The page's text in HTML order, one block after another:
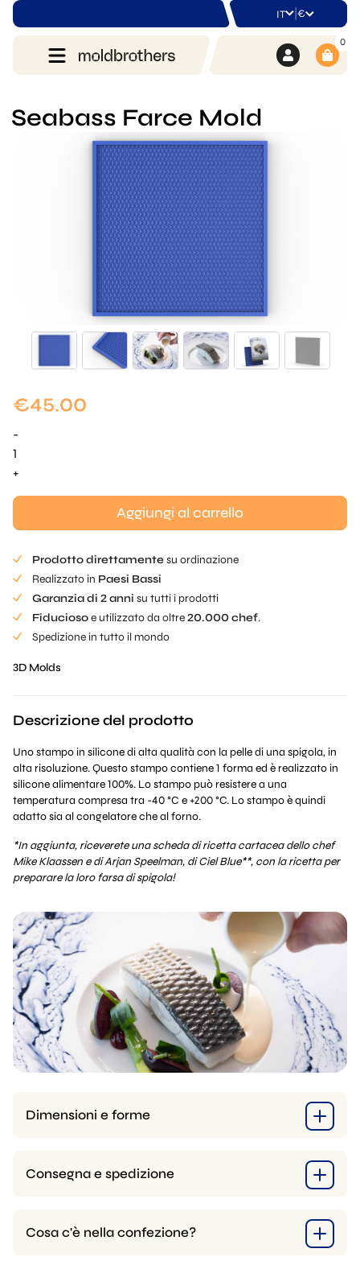
IT | €
0
Seabass Farce Mold
€45.00
-
Spigola
Farce
+
Aggiungi al carrello
Prodotto direttamentesu ordinazione
Realizzato in Paesi Bassi
Garanzia di 2 anni su tutti i prodotti
Fiduciosoe utilizzato da oltre20.000 chef.
Spedizione in tutto il mondo
3D Molds
Descrizione del prodotto
Uno stampo in silicone di alta qualità con la pelle di una spigola, in
alta risoluzione. Questo stampo contiene 1 forma ed è realizzato in
silicone alimentare 100%. Lo stampo può resistere a una
temperatura compresa tra -40 °C e +200 °C. Lo stampo è quindi
adatto sia al congelatore che al forno.
*In aggiunta, riceverete una scheda di ricetta cartacea dello chef
Mike Klaassen e di Arjan Speelman, di Ciel Blue**, con la ricetta per
preparare la loro farsa di spigola!
Dimensioni e forme
Consegna e spedizione
Cosa c'è nella confezione?